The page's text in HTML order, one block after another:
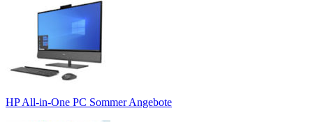
HP All-in-One PC Sommer Angebote